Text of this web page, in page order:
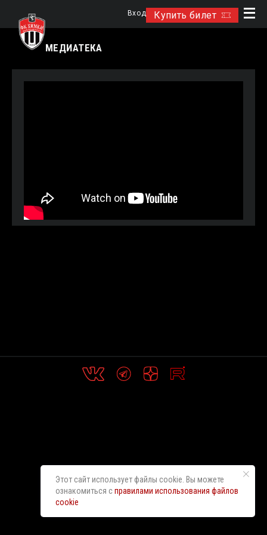
Купить билет
Вход
МЕДИАТЕКА
Этот сайт использует файлы cookie. Вы можете
ознакомиться справилами использования файлов
cookie